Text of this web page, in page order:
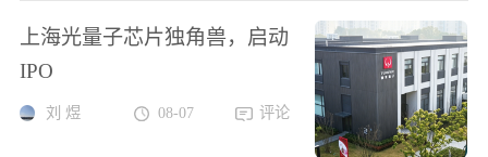
上海光量子芯片独角兽，启动
IPO
刘 煜 08-07 评论